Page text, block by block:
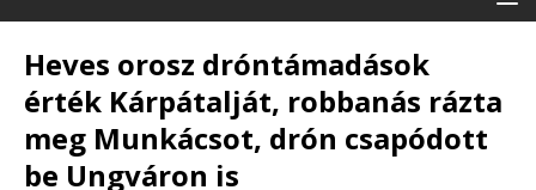
Heves orosz dróntámadások
érték Kárpátalját, robbanás rázta
meg Munkácsot, drón csapódott
be Ungváron is